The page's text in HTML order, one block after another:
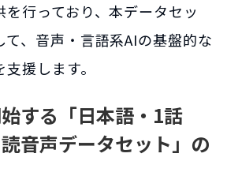
行っており、本データセッ
て、音声・言語系AIの基盤的な
援します。
する「日本語・1話
音声データセット」の